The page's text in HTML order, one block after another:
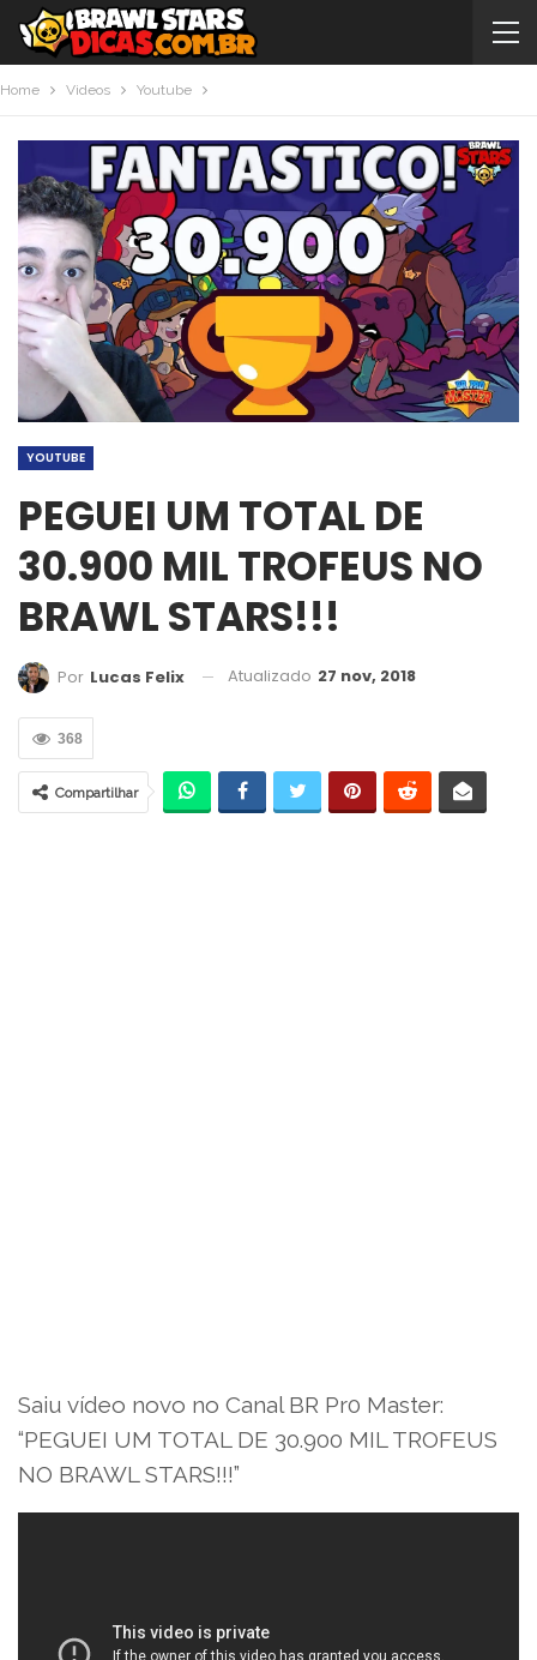
Home Videos Youtube
YOUTUBE
PEGUEI UM TOTAL DE
30.900 MIL TROFEUS NO
BRAWL STARS!!!
Por Lucas Felix Atualizado 27 nov, 2018
368
Compartilhar
Saiu vídeo novo no Canal BR Pr0 Master:
“PEGUEI UM TOTAL DE 30.900 MIL TROFEUS
NO BRAWL STARS!!!”